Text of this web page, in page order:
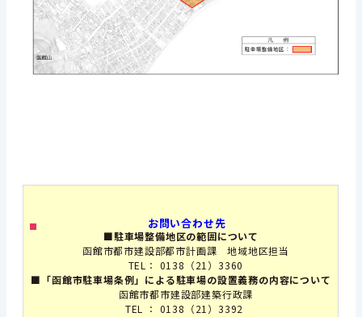
お問い合わせ先
■駐車場整備地区の範囲について
函館市都市建設部都市計画課 地域地区担当
TEL： 0138（21）3360
■「函館市駐車場条例」による駐車場の設置義務の内容について
函館市都市建設部建築行政課
TEL ： 0138（21）3392